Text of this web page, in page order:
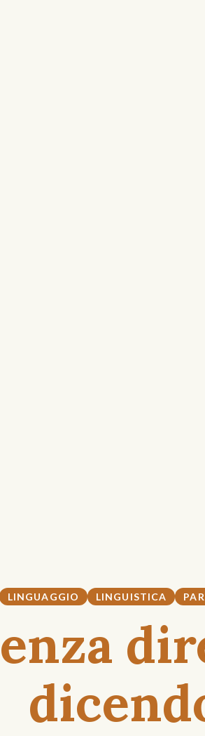
LINGUAGGIO LINGUISTICA